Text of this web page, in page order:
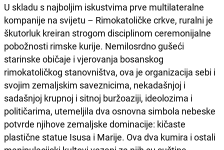
U skladu s najboljim iskustvima prve multilateralne
kompanije na svijetu – Rimokatoličke crkve, ruralni je
škutorluk kreiran strogom disciplinom ceremonijalne
pobožnosti rimske kurije. Nemilosrdno gušeći
starinske običaje i vjerovanja bosanskog
rimokatoličkog stanovništva, ova je organizacija sebi i
svojim zemaljskim saveznicima, nekadašnjoj i
sadašnjoj krupnoj i sitnoj buržoaziji, ideolozima i
političarima, utemeljila dva osnovna simbola nebeske
potvrde njihove zemaljske dominacije: kičaste
plastične statue Isusa i Marije. Ova dva kumira i ostali